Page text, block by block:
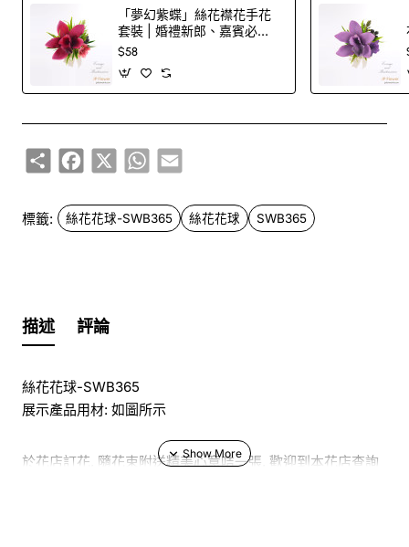
「夢幻紫蝶」絲花襟花手花
套裝 | 婚禮新郎、嘉賓必
備！
$58
ShareFacebook
X WhatsApp
Email
標籤: 絲花花球-SWB365 絲花花球 SWB365
描述 評論
絲花花球-SWB365
展示產品用材: 如圖所示
於花店訂花, 隨花束附送精美心意咭一張, 歡迎到本花店查詢